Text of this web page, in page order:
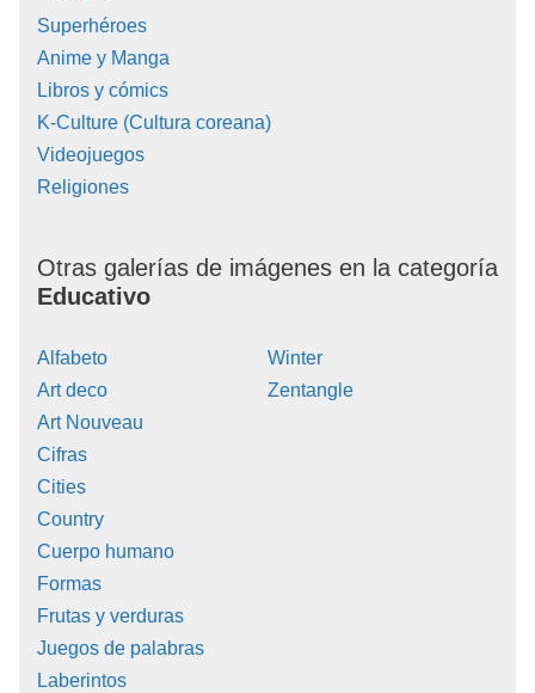
Superhéroes
Anime y Manga
Libros y cómics
K-Culture (Cultura coreana)
Videojuegos
Religiones
Otras galerías de imágenes en la categoría
Educativo
Alfabeto
Art deco
Art Nouveau
Cifras
Cities
Country
Cuerpo humano
Formas
Frutas y verduras
Juegos de palabras
Laberintos
Winter
Zentangle